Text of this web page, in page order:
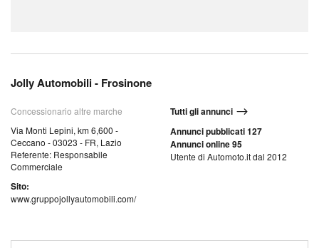
Jolly Automobili - Frosinone
Concessionario altre marche
Via Monti Lepini, km 6,600 -
Ceccano - 03023 - FR, Lazio
Referente: Responsabile
Commerciale
Sito:
www.gruppojollyautomobili.com/
Tutti gli annunci
Annunci pubblicati 127
Annunci online 95
Utente di Automoto.it dal 2012